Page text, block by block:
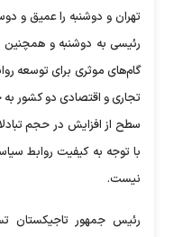
تهران و دوشنبه را عمیق و
رئیسی به دوشنبه و همچنین
گام‌های موثری برای توسعه
تجاری و اقتصادی دو کشور به
سطح از افزایش در حجم
با توجه به کیفیت روابط
نیست.
رئیس جمهور تاجیکستان